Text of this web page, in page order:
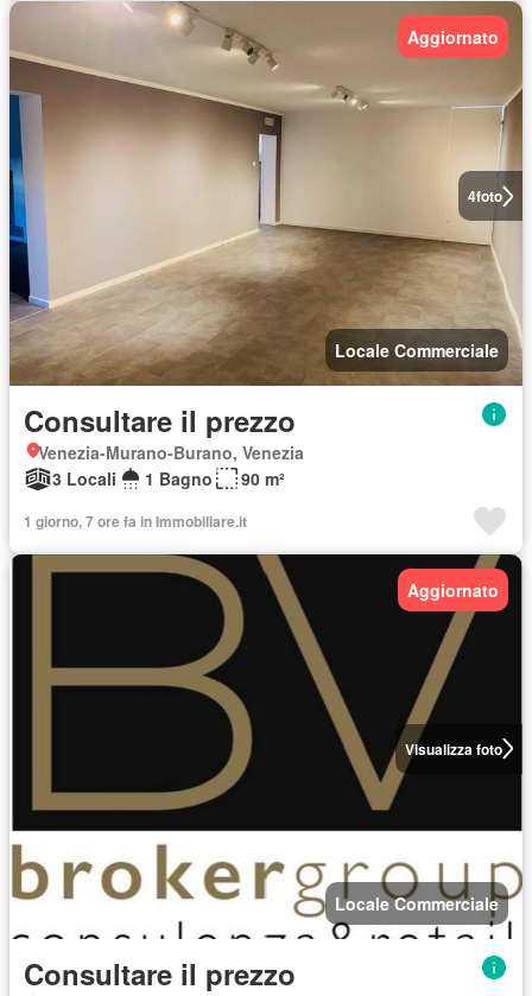
4foto
Aggiornato
Locale Commerciale
Consultare il prezzo
Venezia-Murano-Burano, Venezia
3 Locali
1 Bagno 90 m²
1 giorno, 7 ore fa in Immobiliare.it
Visualizza foto
Aggiornato
Locale Commerciale
Consultare il prezzo